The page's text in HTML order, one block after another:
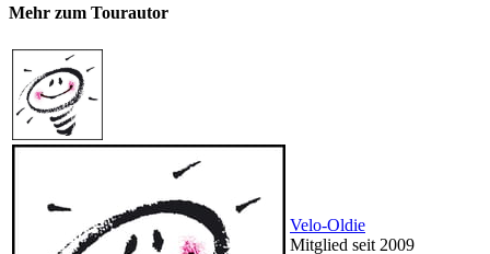
Mehr zum Tourautor
Velo-Oldie
Mitglied seit 2009